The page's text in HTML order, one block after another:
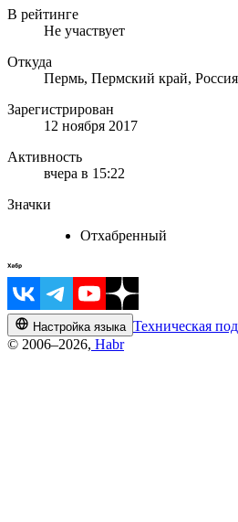
В рейтинге
Не участвует
Откуда
Пермь, Пермский край, Россия
Зарегистрирован
12 ноября 2017
Активность
вчера в 15:22
Значки
Отхабренный
Настройка языка Техническая
© 2006–2026, Habr